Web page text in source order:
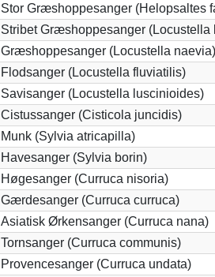
Stor Græshoppesanger (Helopsaltes
Stribet Græshoppesanger (Locustella
Græshoppesanger (Locustella naevia)
Flodsanger (Locustella fluviatilis)
Savisanger (Locustella luscinioides)
Cistussanger (Cisticola juncidis)
Munk (Sylvia atricapilla)
Havesanger (Sylvia borin)
Høgesanger (Curruca nisoria)
Gærdesanger (Curruca curruca)
Asiatisk Ørkensanger (Curruca nana)
Tornsanger (Curruca communis)
Provencesanger (Curruca undata)